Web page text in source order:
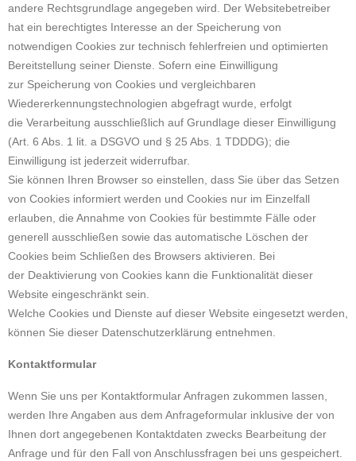
andere Rechtsgrundlage angegeben wird. Der Websitebetreiber
hat ein berechtigtes Interesse an der Speicherung von
notwendigen Cookies zur technisch fehlerfreien und optimierten
Bereitstellung seiner Dienste. Sofern eine Einwilligung
zur Speicherung von Cookies und vergleichbaren
Wiedererkennungstechnologien abgefragt wurde, erfolgt
die Verarbeitung ausschließlich auf Grundlage dieser Einwilligung
(Art. 6 Abs. 1 lit. a DSGVO und § 25 Abs. 1 TDDDG); die
Einwilligung ist jederzeit widerrufbar.
Sie können Ihren Browser so einstellen, dass Sie über das Setzen
von Cookies informiert werden und Cookies nur im Einzelfall
erlauben, die Annahme von Cookies für bestimmte Fälle oder
generell ausschließen sowie das automatische Löschen der
Cookies beim Schließen des Browsers aktivieren. Bei
der Deaktivierung von Cookies kann die Funktionalität dieser
Website eingeschränkt sein.
Welche Cookies und Dienste auf dieser Website eingesetzt werden,
können Sie dieser Datenschutzerklärung entnehmen.
Kontaktformular
Wenn Sie uns per Kontaktformular Anfragen zukommen lassen,
werden Ihre Angaben aus dem Anfrageformular inklusive der von
Ihnen dort angegebenen Kontaktdaten zwecks Bearbeitung der
Anfrage und für den Fall von Anschlussfragen bei uns gespeichert.